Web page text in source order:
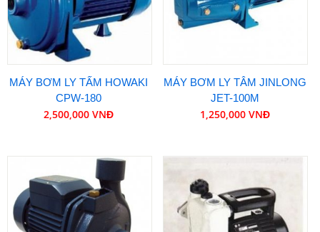
MÁY BƠM LY TẤM HOWAKI
CPW-180
2,500,000 VNĐ
MÁY BƠM LY TÂM JINLONG
JET-100M
1,250,000 VNĐ